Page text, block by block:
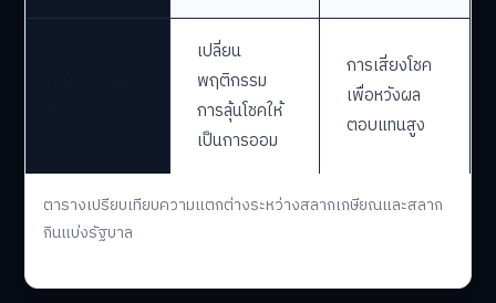
ไม่สูญหาย
กลายเป็นเงิน
ออมเกษียณ
สูญหายทันที
หากไม่ถูก
วัตถุประสงค์
ส่งเสริมการ
เข้ารัฐและเป็น